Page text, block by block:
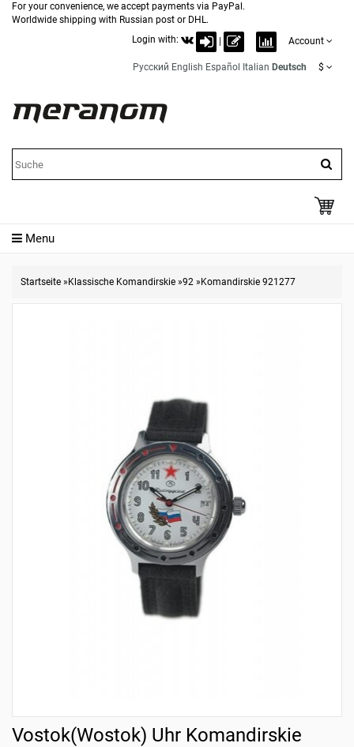
For your convenience, we accept payments via PayPal.
Worldwide shipping with Russian post or DHL.
Login with:
Account
Русский English Español Italian Deutsch $
Menu
Startseite » Klassische Komandirskie »92 » Komandirskie 921277
Vostok(Wostok) Uhr Komandirskie